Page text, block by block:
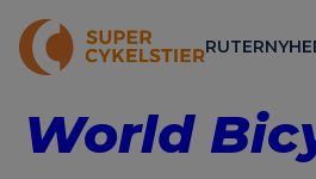
RUTER
World